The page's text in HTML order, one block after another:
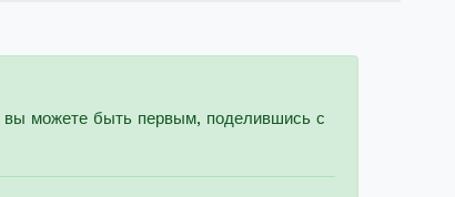
вы можете быть первым, поделившись с